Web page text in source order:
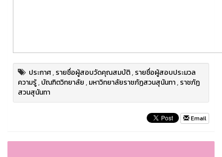
ประกาศ,รายชื่อผู้สอบวัดคุณสมบัติ,รายชื่อผู้สอบประมวล
ความรู้,บัณฑิตวิทยาลัย,มหาวิทยาลัยราชภัฏสวนสุนันทา,ราชภัฏ
สวนสุนันทา
Email